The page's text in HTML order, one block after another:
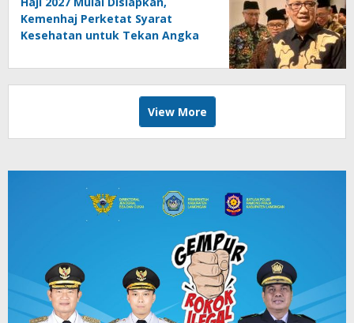
Kemenhaj Perketat Syarat
Kesehatan untuk Tekan Angka
View More